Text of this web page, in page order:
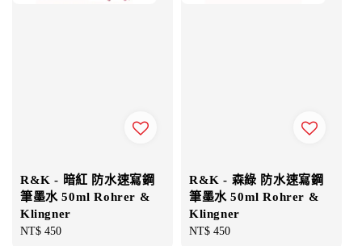
R&K - 暗紅 防水速寫鋼
筆墨水 50ml Rohrer &
Klingner
Regular
NT$ 450
R&K - 森綠 防水速寫鋼
筆墨水 50ml Rohrer &
Klingner
Regular
NT$ 450